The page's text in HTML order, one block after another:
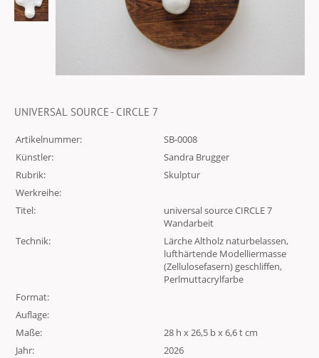
UNIVERSAL SOURCE - CIRCLE 7
Artikelnummer:
SB-0008
Künstler:
Sandra Brugger
Rubrik:
Skulptur
Werkreihe:
Titel:
universal source CIRCLE 7
Wandarbeit
Technik:
Lärche Altholz naturbelassen,
lufthärtende Modelliermasse
(Zellulosefasern) geschliffen,
Perlmuttacrylfarbe
Format:
Auflage:
Maße:
28 h x 26,5 b x 6,6 t cm
Jahr:
2026